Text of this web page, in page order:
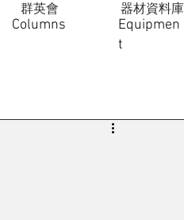
群英會 器材資料庫
Equipmen
t
Columns